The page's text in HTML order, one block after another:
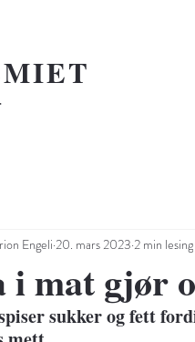
i mat gjør
Engeli 20. mars 2023 2 min lesing
sukker og fett